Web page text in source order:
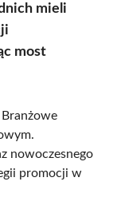
mieli
most
nowoczesnego
promocji w